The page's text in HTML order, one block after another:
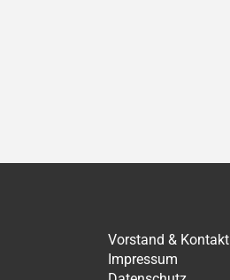
Vorstand & Kontakt
Impressum